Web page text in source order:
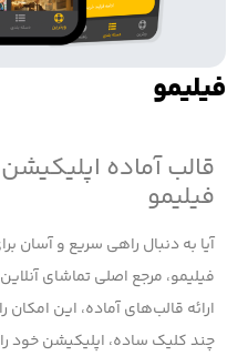
فیلیمو
قالب آماده
فیلیمو
آیا به دنبال راهی سریع و آسان
فیلیمو، مرجع اصلی تماشای
ارائه قالب‌های آماده، این امکان
چند کلیک ساده، اپلیکیشن خود